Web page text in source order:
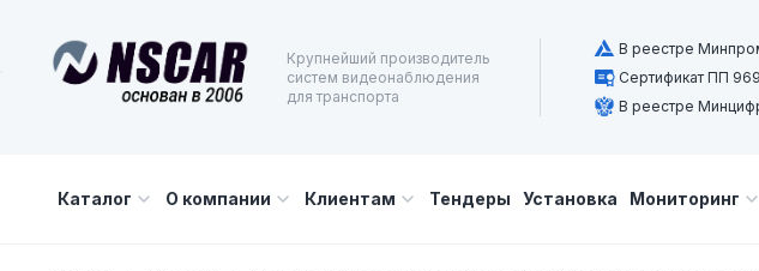
Крупнейший производитель
систем видеонаблюдения
для транспорта
В реестре
Сертификат ПП 969
В реестре
Каталог О компании Клиентам Тендеры Установка Мониторинг